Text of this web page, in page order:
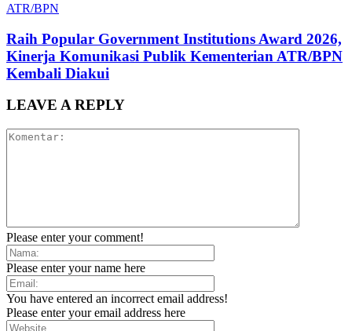
ATR/BPN
Raih Popular Government Institutions Award 2026,
Kinerja Komunikasi Publik Kementerian ATR/BPN
Kembali Diakui
LEAVE A REPLY
Please enter your comment!
Please enter your name here
You have entered an incorrect email address!
Please enter your email address here